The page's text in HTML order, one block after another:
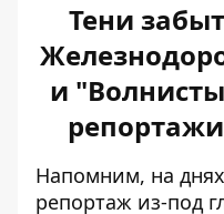
Тени
и
Напомним, на
репортаж из-под